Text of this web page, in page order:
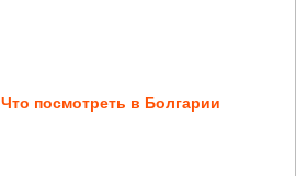
Что посмотреть в Болгарии